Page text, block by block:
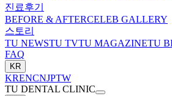
진료후기
BEFORE & AFTERCELEB GALLERY
스토리
TU NEWSTU TVTU MAGAZINETU
FAQ
KR
KRENCNJPTW
TU DENTAL CLINIC